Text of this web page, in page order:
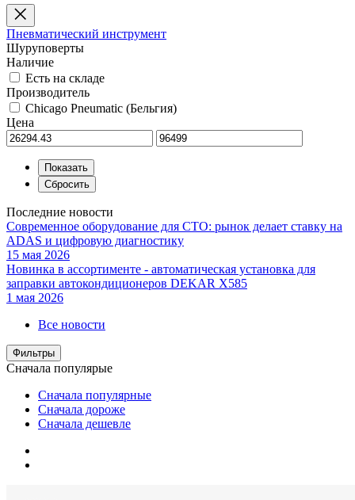
Пневматический инструмент
Шуруповерты
Наличие
Есть на складе
Производитель
Chicago Pneumatic (Бельгия)
Цена
Последние новости
Современное оборудование для СТО: рынок делает ставку на
ADAS и цифровую диагностику
15 мая 2026
Новинка в ассортименте - автоматическая установка для
заправки автокондиционеров DEKAR X585
1 мая 2026
Все новости
Фильтры
Сначала популярые
Сначала популярные
Сначала дороже
Сначала дешевле